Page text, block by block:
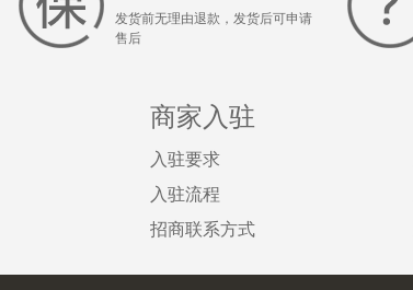
发货前无理由退款，发货后可申请
售后
商家入驻
入驻要求
入驻流程
招商联系方式